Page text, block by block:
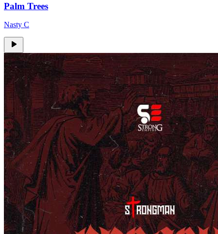
Palm Trees
Nasty C